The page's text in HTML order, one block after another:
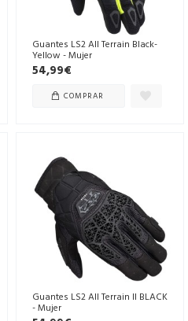
Guantes LS2 All Terrain Black-
Yellow - Mujer
54,99€
COMPRAR
Guantes LS2 All Terrain II BLACK
- Mujer